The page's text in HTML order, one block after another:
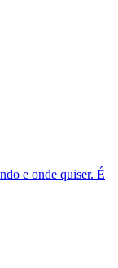
e onde quiser. É